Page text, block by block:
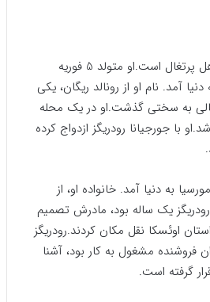
کریستیانو رونالدو دوس سانتوس آویرو یک ستاره فوتبال اهل پرتغال است.او متولد 5 فوریه
آمد. نام او از رونالد ریگان، یکی
به سختی گذشت.او در یک محله
با جورجیانا رودریگز ازدواج کرده
به دنیا آمد. خانواده او، از
یک ساله بود، مادرش تصمیم
اوئسکا نقل مکان کردند.رودریگز
فروشنده مشغول به کار بود، آشنا
گرفته است.